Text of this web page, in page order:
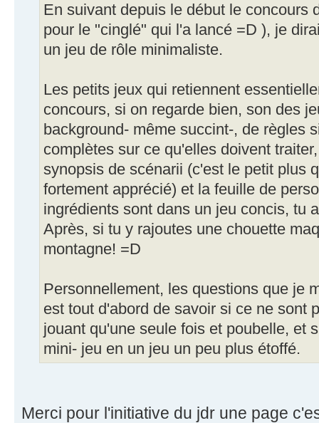
En suivant depuis le début le concours
pour le "cinglé" qui l'a lancé =D ), je
un jeu de rôle minimaliste.
Les petits jeux qui retiennent
concours, si on regarde bien, son des
background- même succint-, de règles
complètes sur ce qu'elles doivent
synopsis de scénarii (c'est le petit plus
fortement apprécié) et la feuille de
ingrédients sont dans un jeu concis, tu
Après, si tu y rajoutes une chouette
montagne! =D
Personnellement, les questions que je
est tout d'abord de savoir si ce ne sont
jouant qu'une seule fois et poubelle, et
mini- jeu en un jeu un peu plus étoffé.
Merci pour l'initiative du jdr une page